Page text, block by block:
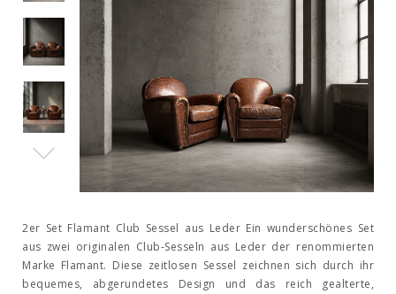
2er Set Flamant Club Sessel aus Leder Ein wunderschönes Set
aus zwei originalen Club-Sesseln aus Leder der renommierten
Marke Flamant. Diese zeitlosen Sessel zeichnen sich durch ihr
bequemes, abgerundetes Design und das reich gealterte,